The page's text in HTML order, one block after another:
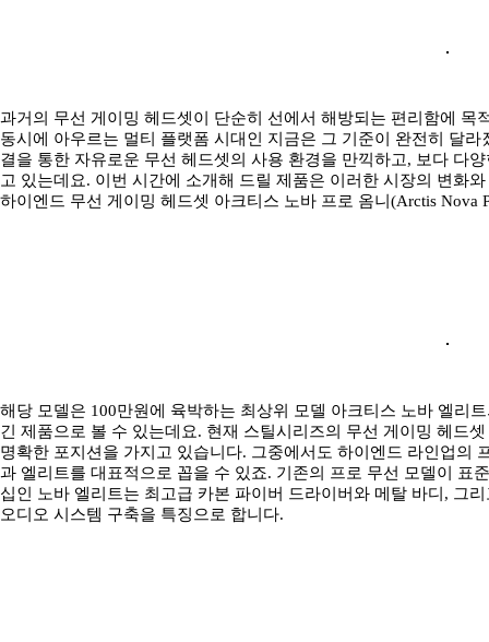
과거의 무선 게이밍 헤드셋이 단순히 선에서 해방되는 편리함에 목
동시에 아우르는 멀티 플랫폼 시대인 지금은 그 기준이 완전히 달
결을 통한 자유로운 무선 헤드셋의 사용 환경을 만끽하고, 보다 다
고 있는데요. 이번 시간에 소개해 드릴 제품은 이러한 시장의 변화
하이엔드 무선 게이밍 헤드셋 아크티스 노바 프로 옴니(Arctis Nova
해당 모델은 100만원에 육박하는 최상위 모델 아크티스 노바 엘리
긴 제품으로 볼 수 있는데요. 현재 스틸시리즈의 무선 게이밍 헤드
명확한 포지션을 가지고 있습니다. 그중에서도 하이엔드 라인업의
과 엘리트를 대표적으로 꼽을 수 있죠. 기존의 프로 무선 모델이 표
십인 노바 엘리트는 최고급 카본 파이버 드라이버와 메탈 바디, 그
오디오 시스템 구축을 특징으로 합니다.